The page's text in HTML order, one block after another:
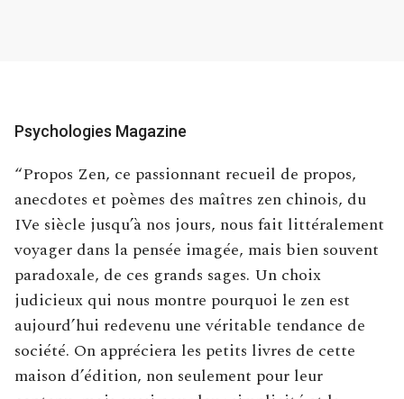
“Propos Zen, ce passionnant recueil de propos,
anecdotes et poèmes des maîtres zen chinois, du
IVe siècle jusqu’à nos jours, nous fait littéralement
voyager dans la pensée imagée, mais bien souvent
paradoxale, de ces grands sages. Un choix
judicieux qui nous montre pourquoi le zen est
aujourd’hui redevenu une véritable tendance de
société. On appréciera les petits livres de cette
maison d’édition, non seulement pour leur
Psychologies Magazine